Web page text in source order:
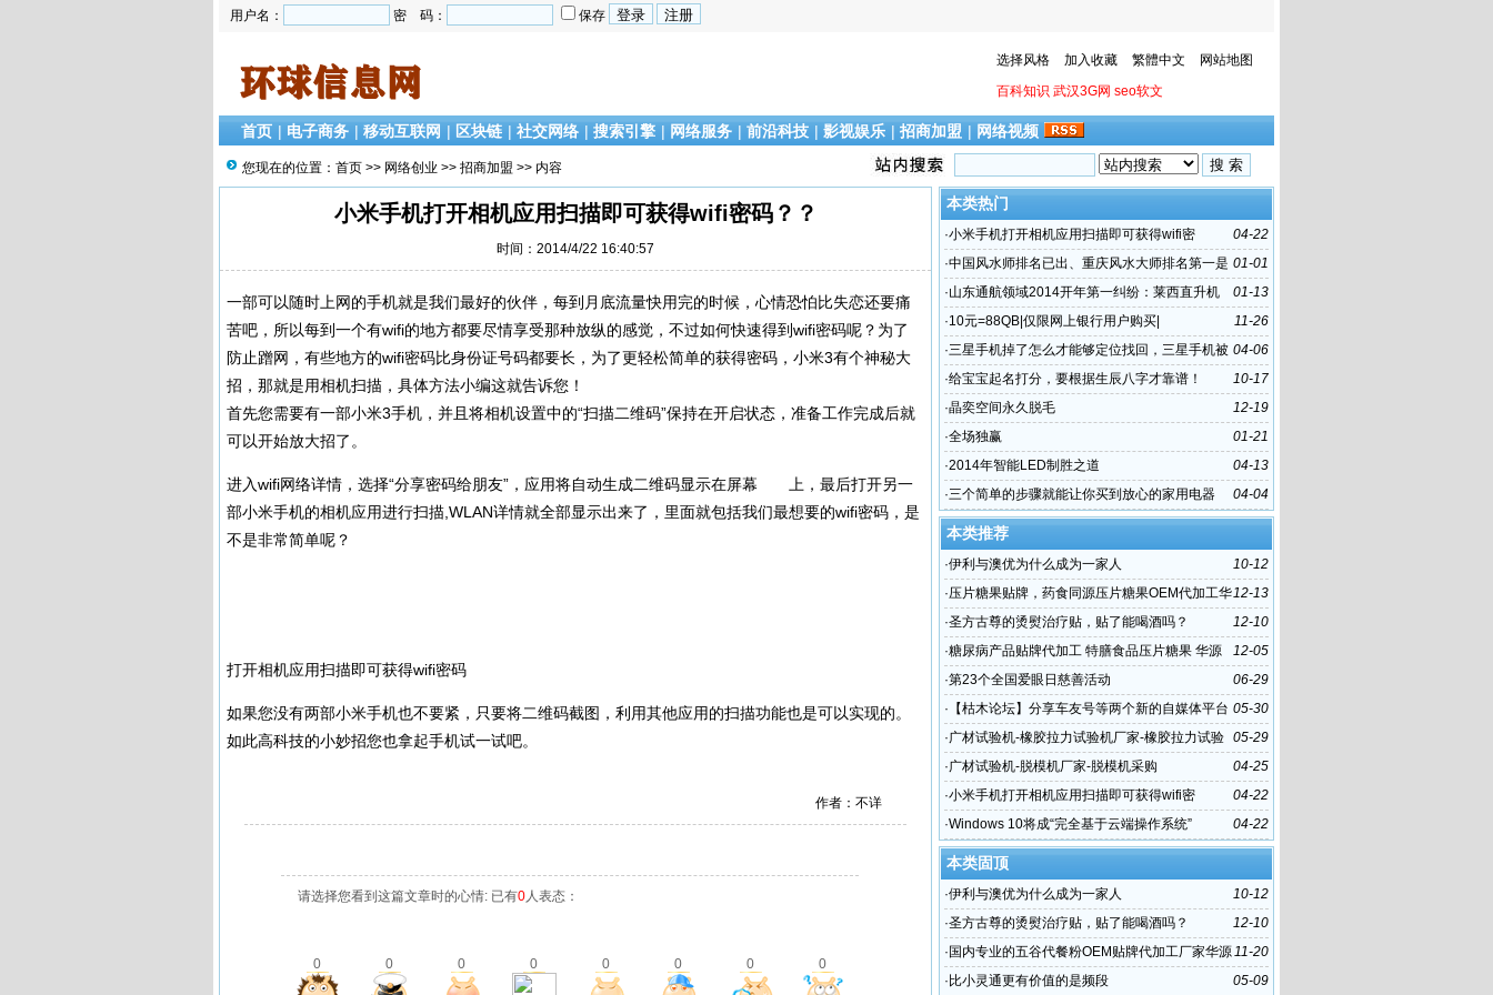
用户名： 密 码： 保存
选择风格 加入收藏 繁體中文
网站地图
百科知识 武汉3G网 seo软文
首页 | 电子商务 | 移动互联网 | 区块链 | 社交网络 | 搜索引擎 | 网络服务 | 前沿科技 | 影视娱乐 | 招商加盟 | 网络视频
您现在的位置： 首页 >> 网络创业 >> 招商加盟 >> 内容
小米手机打开相机应用扫描即可获得wifi密码？？
时间：2014/4/22 16:40:57
一部可以随时上网的手机就是我们最好的伙伴，每到月底流量快用完的时候，心情恐怕比失恋还要痛
苦吧，所以每到一个有wifi的地方都要尽情享受那种放纵的感觉，不过如何快速得到wifi密码呢？为了
防止蹭网，有些地方的wifi密码比身份证号码都要长，为了更轻松简单的获得密码，小米3有个神秘大
招，那就是用相机扫描，具体方法小编这就告诉您！
首先您需要有一部小米3手机，并且将相机设置中的“扫描二维码”保持在开启状态，准备工作完成后就
可以开始放大招了。
进入wifi网络详情，选择“分享密码给朋友”，应用将自动生成二维码显示在屏幕 上，最后打开另一
部小米手机的相机应用进行扫描,WLAN详情就全部显示出来了，里面就包括我们最想要的wifi密码，是
不是非常简单呢？
打开相机应用扫描即可获得wifi密码
如果您没有两部小米手机也不要紧，只要将二维码截图，利用其他应用的扫描功能也是可以实现的。
如此高科技的小妙招您也拿起手机试一试吧。
作者：不详
请选择您看到这篇文章时的心情: 已有0人表态：
0 0 0 0 0 0 0 0
本类热门
04-22
·小米手机打开相机应用扫描即可获得wifi密
码？？
01-01
·中国风水师排名已出、重庆风水大师排名第一是
谁？
01-13
·山东通航领域2014开年第一纠纷：莱西直升机
场“易主”始末
11-26
·10元=88QB|仅限网上银行用户购买|
04-06
·三星手机掉了怎么才能够定位找回，三星手机被
偷怎么办
10-17
·给宝宝起名打分，要根据生辰八字才靠谱！
12-19
·晶奕空间永久脱毛
01-21
·全场独赢
04-13
·2014年智能LED制胜之道
04-04
·三个简单的步骤就能让你买到放心的家用电器
本类推荐
10-12
·伊利与澳优为什么成为一家人
12-13
·压片糖果贴牌，药食同源压片糖果OEM代加工华
源晨泰一站式服务
12-10
·圣方古尊的烫熨治疗贴，贴了能喝酒吗？
12-05
·糖尿病产品贴牌代加工 特膳食品压片糖果 华源
晨泰一站式代加工服务
06-29
·第23个全国爱眼日慈善活动
05-30
· 【枯木论坛】分享车友号等两个新的自媒体平台
05-29
·广材试验机-橡胶拉力试验机厂家-橡胶拉力试验
机定制
04-25
·广材试验机-脱模机厂家-脱模机采购
04-22
·小米手机打开相机应用扫描即可获得wifi密
码？？
04-22
·Windows 10将成“完全基于云端操作系统”
本类固顶
10-12
·伊利与澳优为什么成为一家人
12-10
·圣方古尊的烫熨治疗贴，贴了能喝酒吗？
11-20
· 国内专业的五谷代餐粉OEM贴牌代加工厂家华源
晨泰
05-09
· 比小灵通更有价值的是频段